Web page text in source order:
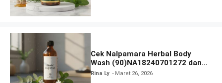
Cek Nalpamara Herbal Body
Wash (90)NA18240701272 dan
Izin Bpom
Rina Ly Maret 26, 2026